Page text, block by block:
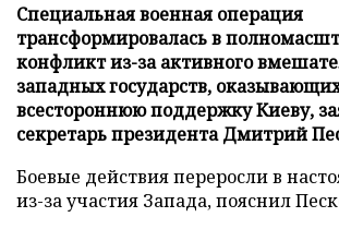
Специальная военная операция
трансформировалась в
конфликт из-за активного
западных государств,
всестороннюю поддержку Киеву,
секретарь президента Дмитрий
Боевые действия переросли в
из-за участия Запада, пояснил